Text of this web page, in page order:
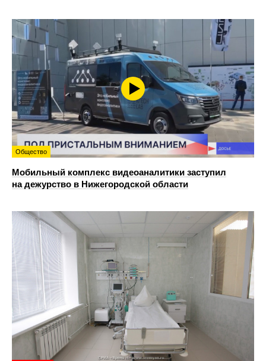
Общество
Мобильный комплекс видеоаналитики заступил
на дежурство в Нижегородской области